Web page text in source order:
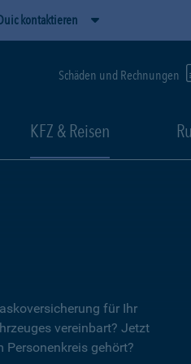
kontaktieren
Schäden und Rechnungen
KFZ & Reisen
für Ihr
vereinbart? Jetzt
Personenkreis gehört?